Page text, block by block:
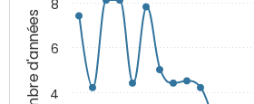
Nombre d'années 4
6
8